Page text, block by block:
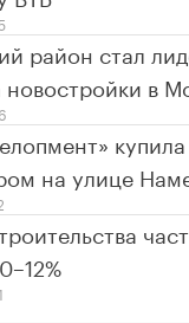
район стал
в
на улице